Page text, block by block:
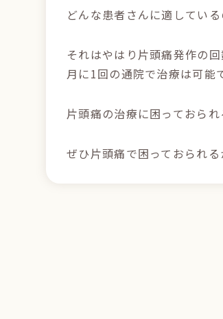
どんな患者さんに適している
それはやはり片頭痛発作の
月に1回の通院で治療は可能
片頭痛の治療に困っておら
ぜひ片頭痛で困っておられ